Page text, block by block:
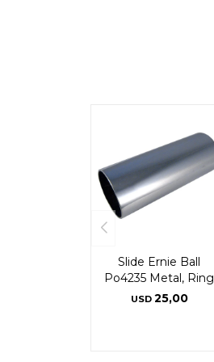
Slide Ernie Ball
Po4235 Metal, Ring
USD 25,00